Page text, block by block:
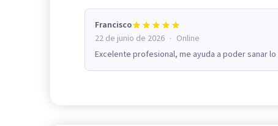
Francisco
22 de junio de 2026 · Online
Excelente profesional, me ayuda a poder sanar